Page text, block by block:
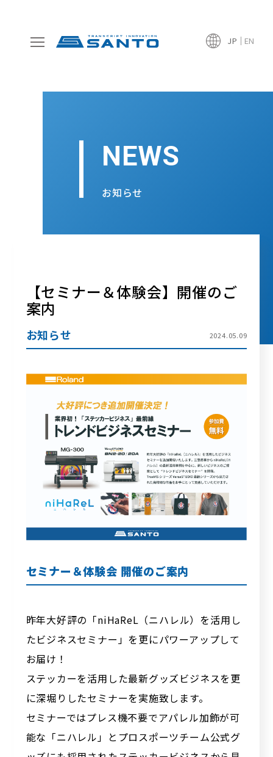
JP EN
NEWS
お知らせ
【セミナー＆体験会】開催のご
案内
お知らせ 2024.05.09
セミナー＆体験会 開催のご案内
昨年大好評の「niHaReL（ニハレル）を活用し
たビジネスセミナー」を更にパワーアップして
お届け！
ステッカーを活用した最新グッズビジネスを更
に深堀りしたセミナーを実施致します。
セミナーではプレス機不要でアパレル加飾が可
能な「ニハレル」とプロスポーツチーム公式グ